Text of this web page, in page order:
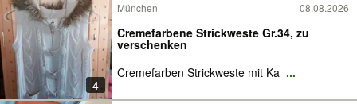
4
München 08.08.2026
Cremefarbene Strickweste Gr.34, zu
verschenken
Cremefarben Strickweste mit Ka ...